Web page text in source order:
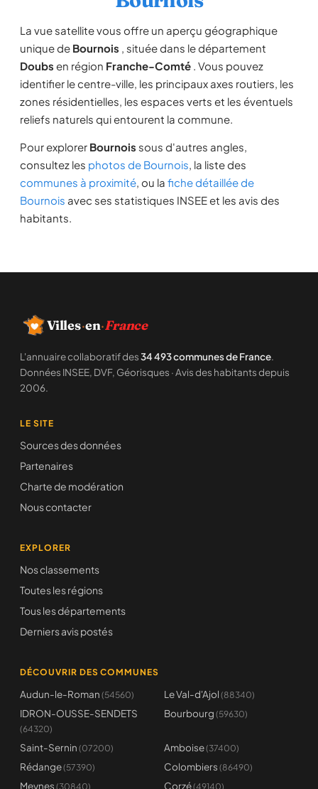
La vue satellite vous offre un aperçu géographique
unique de Bournois , située dans le département
Doubs en région Franche-Comté . Vous pouvez
identifier le centre-ville, les principaux axes routiers, les
zones résidentielles, les espaces verts et les éventuels
reliefs naturels qui entourent la commune.
Pour explorer Bournois sous d'autres angles,
consultez les photos de Bournois, la liste des
communes à proximité, ou la fiche détaillée de
Bournois avec ses statistiques INSEE et les avis des
habitants.
Villes·en·France
L'annuaire collaboratif des34 493 communes de France.
Données INSEE, DVF, Géorisques · Avis des habitants depuis
2006.
LE SITE
Sources des données
Partenaires
Charte de modération
Nous contacter
EXPLORER
Nos classements
Toutes les régions
Tous les départements
Derniers avis postés
DÉCOUVRIR DES COMMUNES
Audun-le-Roman (54560) Le Val-d'Ajol (88340)
IDRON-OUSSE-SENDETS
(64320)
Bourbourg (59630)
Saint-Sernin (07200) Amboise(37400)
Rédange(57390) Colombiers (86490)
Meynes (30840) Corzé(49140)